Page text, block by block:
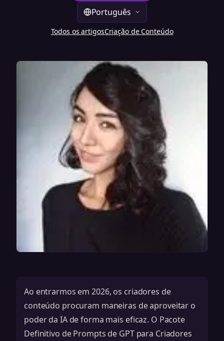
Português
Todos os artigosCriação de Conteúdo
Ao entrarmos em 2026, os criadores de
conteúdo procuram maneiras de aproveitar o
poder da IA de forma mais eficaz. O Pacote
Definitivo de Prompts de GPT para Criadores